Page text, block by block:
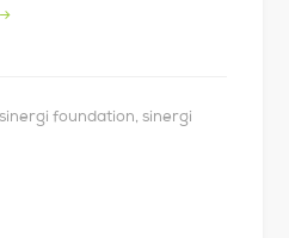
→
sinergi foundation,sinergi